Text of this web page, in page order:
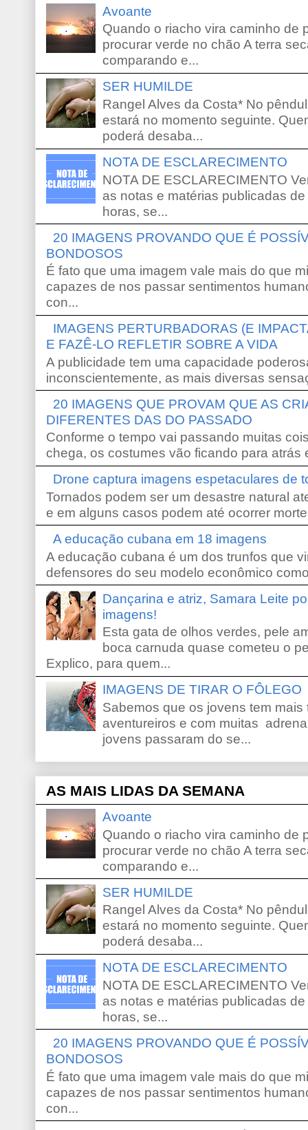
Avoante
Quando o riacho vira caminho de
procurar verde no chão A terra
comparando e...
SER HUMILDE
Rangel Alves da Costa* No
estará no momento seguinte.
poderá desaba...
NOTA DE ESCLARECIMENTO
NOTA DE ESCLARECIMENTO
as notas e matérias publicadas
horas, se...
20 IMAGENS PROVANDO QUE É
BONDOSOS
É fato que uma imagem vale mais do que
capazes de nos passar sentimentos
con...
IMAGENS PERTURBADORAS (E
E FAZÊ-LO REFLETIR SOBRE A VIDA
A publicidade tem uma capacidade
inconscientemente, as mais diversas
20 IMAGENS QUE PROVAM QUE AS
DIFERENTES DAS DO PASSADO
Conforme o tempo vai passando muitas
chega, os costumes vão ficando para atrás
Drone captura imagens espetaculares de
Tornados podem ser um desastre natural
e em alguns casos podem até ocorrer
A educação cubana em 18 imagens
A educação cubana é um dos trunfos que
defensores do seu modelo econômico
Dançarina e atriz, Samara Leite
imagens!
Esta gata de olhos verdes, pele
boca carnuda quase cometeu o
Explico, para quem...
IMAGENS DE TIRAR O FÔLEGO
Sabemos que os jovens tem
aventureiros e com muitas
jovens passaram do se...
AS MAIS LIDAS DA SEMANA
Avoante
Quando o riacho vira caminho de
procurar verde no chão A terra
comparando e...
SER HUMILDE
Rangel Alves da Costa* No
estará no momento seguinte.
poderá desaba...
NOTA DE ESCLARECIMENTO
NOTA DE ESCLARECIMENTO
as notas e matérias publicadas
horas, se...
20 IMAGENS PROVANDO QUE É
BONDOSOS
É fato que uma imagem vale mais do que
capazes de nos passar sentimentos
con...